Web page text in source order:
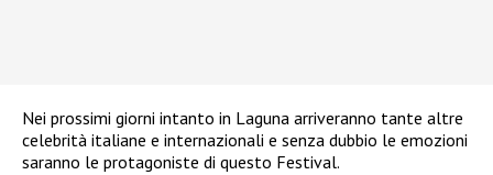
Nei prossimi giorni intanto in Laguna arriveranno tante altre
celebrità italiane e internazionali e senza dubbio le emozioni
saranno le protagoniste di questo Festival.